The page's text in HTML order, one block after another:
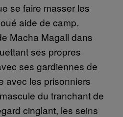
se faire masser les
aide de camp.
Macha Magall dans
ses propres
ses gardiennes de
avec les prisonniers
du tranchant de
cinglant, les seins